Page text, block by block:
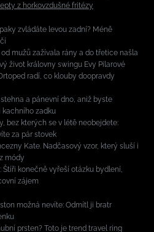
z horkovzdušné fritézy
zvládáte levou zadní? Méně
mužů zažívala rány a do třetice našla
život královny swingu Evy Pilarové
radí, co klouby doopravdy
a pánevní dno, aniž byste
kachního zadku
bez kterých se v létě neobejdete:
za pár stovek
Kate. Nadčasový vzor, který sluší i
módy
Štíři konečně vyřeší otázku bydlení,
zájem
možná nevíte: Odmítl ji bratr
prsten? Toto je trend travel ring